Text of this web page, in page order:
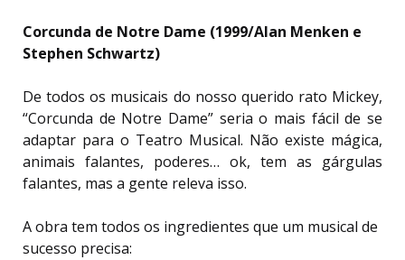
Corcunda de Notre Dame (1999/Alan Menken e
Stephen Schwartz)
De todos os musicais do nosso querido rato Mickey,
“Corcunda de Notre Dame” seria o mais fácil de se
adaptar para o Teatro Musical. Não existe mágica,
animais falantes, poderes… ok, tem as gárgulas
falantes, mas a gente releva isso.
A obra tem todos os ingredientes que um musical de
sucesso precisa: